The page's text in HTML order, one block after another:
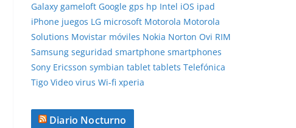
Galaxy gameloft Google gps hp Intel iOS ipad
iPhone juegos LG microsoft Motorola Motorola
Solutions Movistar móviles Nokia Norton Ovi RIM
Samsung seguridad smartphone smartphones
Sony Ericsson symbian tablet tablets Telefónica
Tigo Video virus Wi-fi xperia
Diario Nocturno